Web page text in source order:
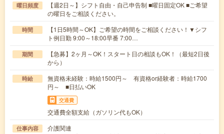
曜日頻度
【週2日～】シフト自由・自己申告制 ■曜日固定OK ■ご希望
の曜日をご相談ください。
時間
【1日5時間～OK】ご希望の時間をご相談ください！▼シフ
ト例日勤 9:00～18:00早番 7:00…
期間
【急募】2ヶ月～OK！スタート日の相談もOK！（最短2日後
から）
時給
無資格未経験：時給1500円～ 有資格or経験者：時給1700
円～ ■日払いOK
交通費
交通費全額支給（ガソリン代もOK）
仕事内容
介護関連